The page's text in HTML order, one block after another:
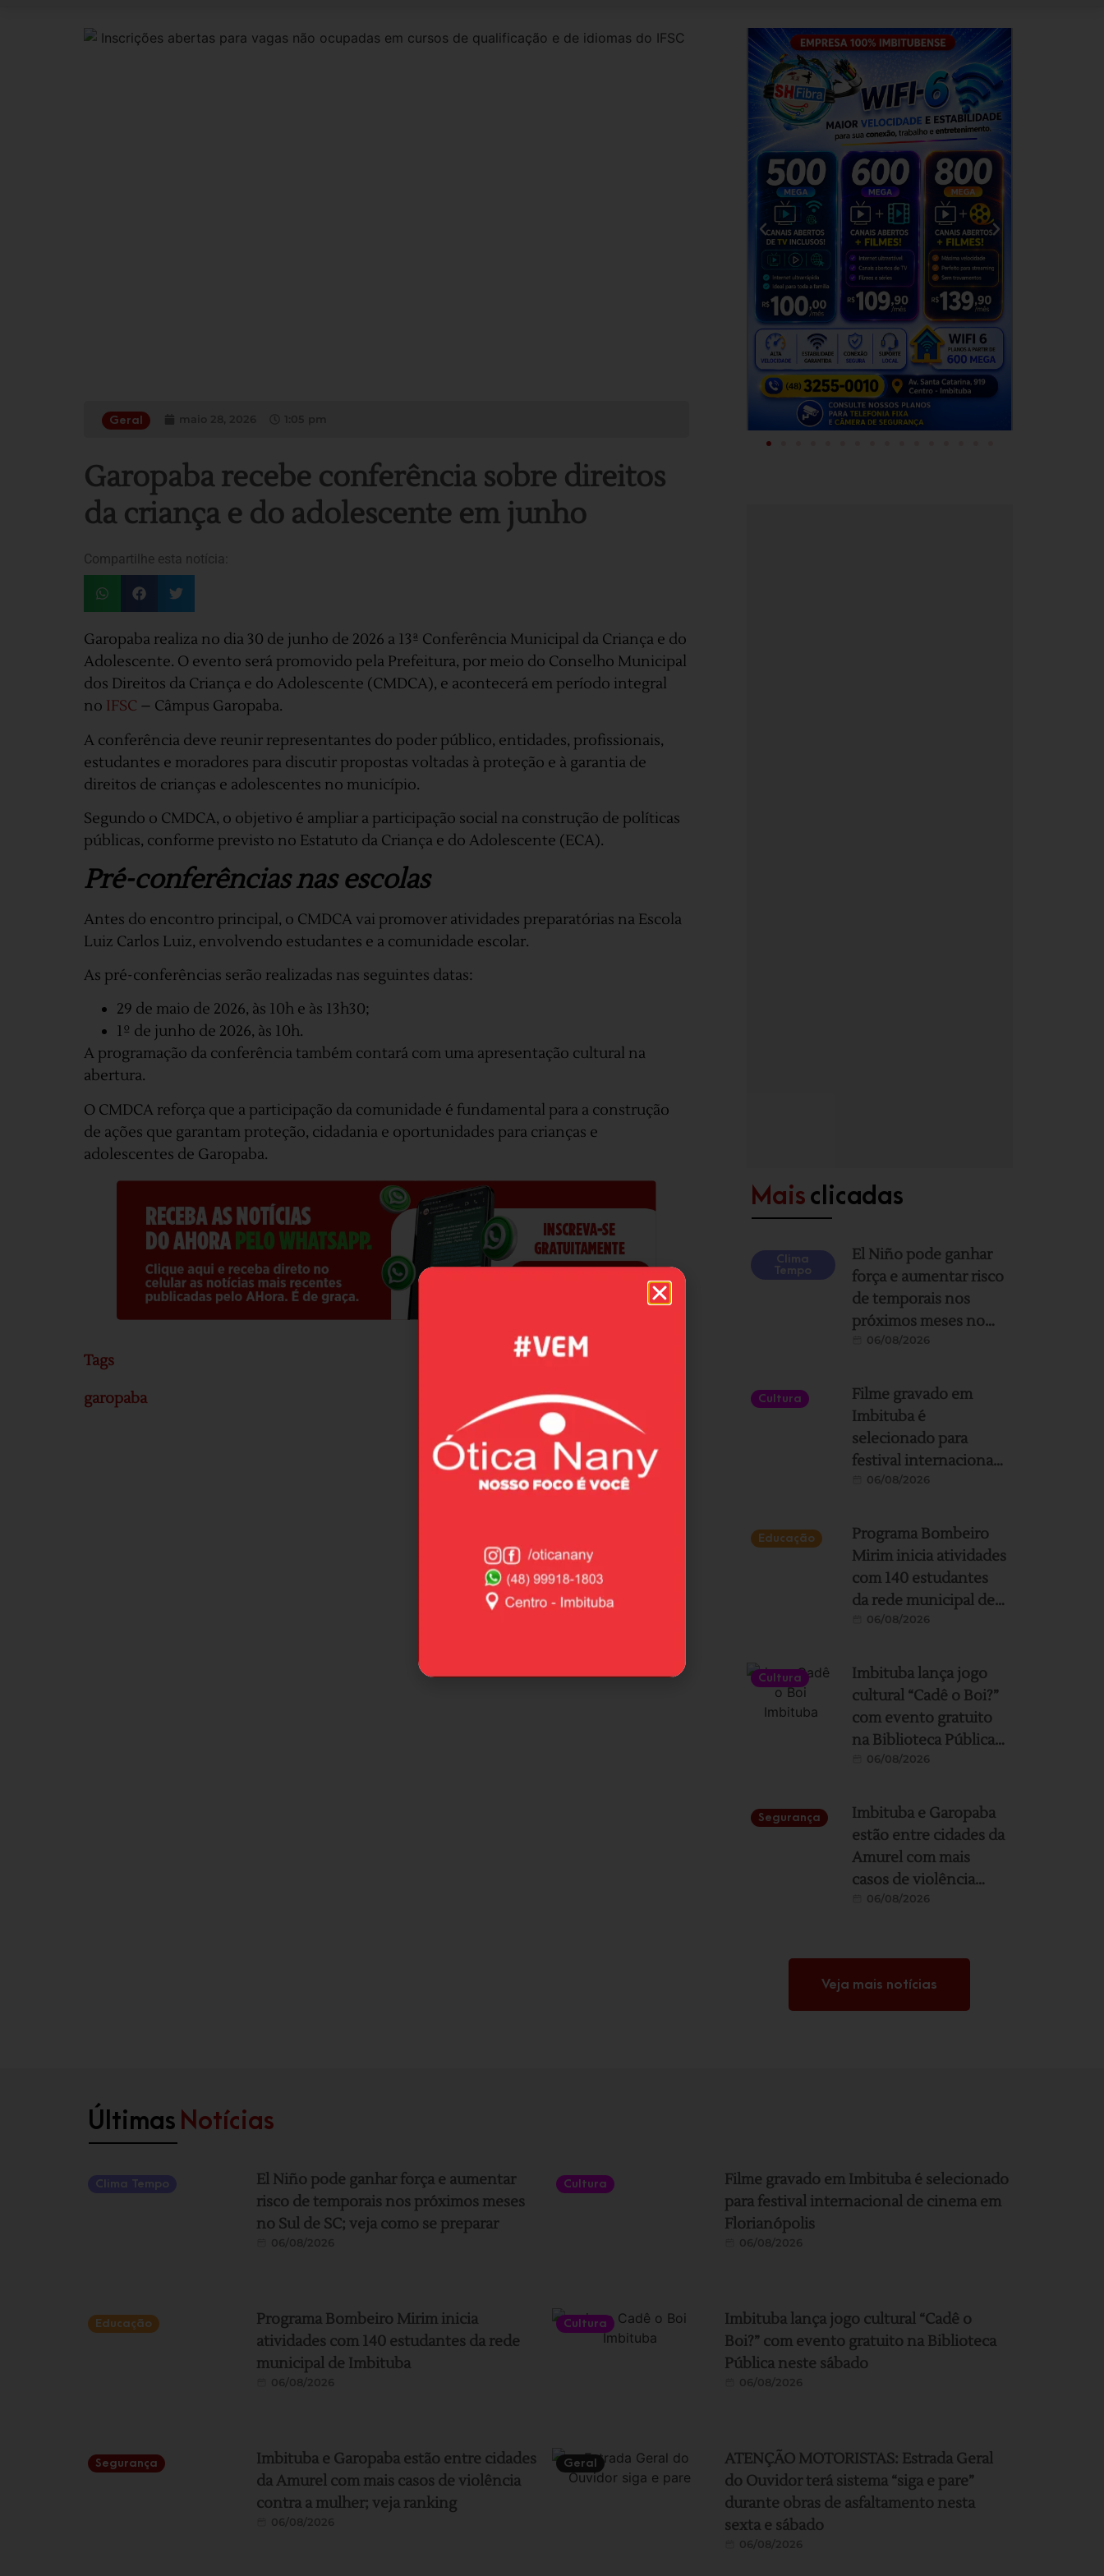
Geral
Garopaba recebe conferência sobre direitos
da criança e do adolescente em junho
Compartilhe esta notícia:
Garopaba realiza no dia 30 de junho de 2026 a 13ª Conferência Municipal da Criança e do
Adolescente. O evento será promovido pela Prefeitura, por meio do Conselho Municipal
dos Direitos da Criança e do Adolescente (CMDCA), e acontecerá em período integral
no IFSC – Câmpus Garopaba.
A conferência deve reunir representantes do poder público, entidades, profissionais,
estudantes e moradores para discutir propostas voltadas à proteção e à garantia de
direitos de crianças e adolescentes no município.
Segundo o CMDCA, o objetivo é ampliar a participação social na construção de políticas
públicas, conforme previsto no Estatuto da Criança e do Adolescente (ECA).
Pré-conferências nas escolas
Antes do encontro principal, o CMDCA vai promover atividades preparatórias na Escola
Luiz Carlos Luiz, envolvendo estudantes e a comunidade escolar.
As pré-conferências serão realizadas nas seguintes datas:
29 de maio de 2026, às 10h e às 13h30;
1º de junho de 2026, às 10h.
A programação da conferência também contará com uma apresentação cultural na
abertura.
O CMDCA reforça que a participação da comunidade é fundamental para a construção
de ações que garantam proteção, cidadania e oportunidades para crianças e
adolescentes de Garopaba.
Tags
garopaba
Mais clicadas
Clima
Tempo
El Niño pode ganhar
força e aumentar risco
de temporais nos
próximos meses no
Sul de SC; veja como
06/08/2026
Cultura
Filme gravado em
Imbituba é
selecionado para
festival internacional
de cinema em
06/08/2026
Educação
Programa Bombeiro
Mirim inicia atividades
com 140 estudantes
da rede municipal de
Imbituba
06/08/2026
Cultura
Imbituba lança jogo
cultural “Cadê o Boi?”
com evento gratuito
na Biblioteca Pública
neste sábado
06/08/2026
Segurança
Imbituba e Garopaba
estão entre cidades da
Amurel com mais
casos de violência
contra a mulher; veja
06/08/2026
Veja mais notícias
Últimas Notícias
Clima Tempo
El Niño pode ganhar força e aumentar
risco de temporais nos próximos meses
no Sul de SC; veja como se preparar
06/08/2026
Cultura
Filme gravado em Imbituba é selecionado
para festival internacional de cinema em
Florianópolis
06/08/2026
Educação
Programa Bombeiro Mirim inicia
atividades com 140 estudantes da rede
municipal de Imbituba
06/08/2026
Cultura
Imbituba lança jogo cultural “Cadê o
Boi?” com evento gratuito na Biblioteca
Pública neste sábado
06/08/2026
Segurança
Imbituba e Garopaba estão entre cidades
da Amurel com mais casos de violência
contra a mulher; veja ranking
06/08/2026
Geral
ATENÇÃO MOTORISTAS: Estrada Geral
do Ouvidor terá sistema “siga e pare”
durante obras de asfaltamento nesta
sexta e sábado
06/08/2026